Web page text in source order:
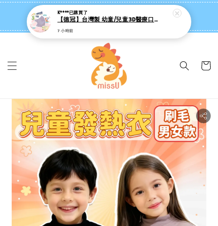
missU 迷思悠官方旗艦店 ❤️ 迷粉招募中
👉點我【追蹤社群送 $20 】